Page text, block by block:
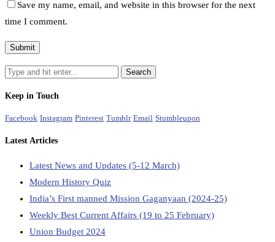
Save my name, email, and website in this browser for the next
time I comment.
Keep in Touch
Facebook Instagram Pinterest Tumblr Email Stumbleupon
Latest Articles
Latest News and Updates (5-12 March)
Modern History Quiz
India’s First manned Mission Gaganyaan (2024-25)
Weekly Best Current Affairs (19 to 25 February)
Union Budget 2024